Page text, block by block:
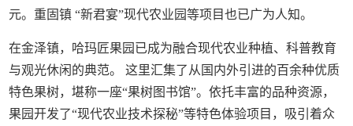
元。重固镇 “新君宴”现代农业园等项目也已广为人知。
在金泽镇，哈玛匠果园已成为融合现代农业种植、科普教育
与观光休闲的典范。 这里汇集了从国内外引进的百余种优质
特色果树，堪称一座“果树图书馆”。依托丰富的品种资源，
果园开发了“现代农业技术探秘”等特色体验项目，吸引着众